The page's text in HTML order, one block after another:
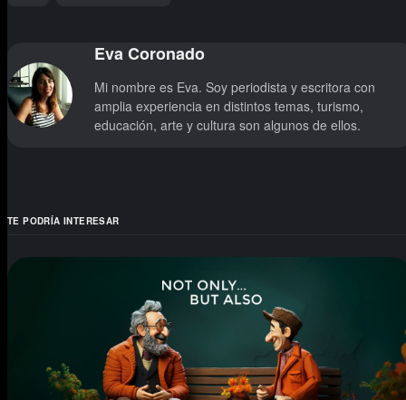
Eva Coronado
Mi nombre es Eva. Soy periodista y escritora con
amplia experiencia en distintos temas, turismo,
educación, arte y cultura son algunos de ellos.
TE PODRÍA INTERESAR